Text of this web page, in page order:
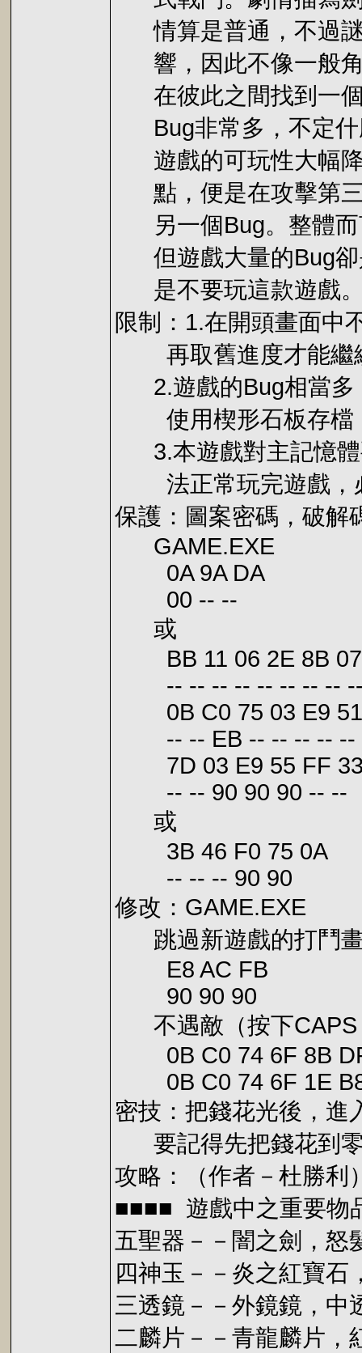
情算是普通，不過謎
響，因此不像一般角
在彼此之間找到一個
Bug非常多，不定什
遊戲的可玩性大幅降
點，便是在攻擊第三
另一個Bug。整體而
但遊戲大量的Bug卻
是不要玩這款遊戲
限制：1.在開頭畫面中
再取舊進度才能繼
2.遊戲的Bug相當多
使用楔形石板存檔
3.本遊戲對主記憶體
法正常玩完遊戲，
保護：圖案密碼，破解
GAME.EXE
0A 9A DA
00 -- --
或
BB 11 06 2E 8B 07
-- -- -- -- -- -- -- -- --
0B C0 75 03 E9 51
-- -- EB -- -- -- -- --
7D 03 E9 55 FF
-- -- 90 90 90 -- --
或
3B 46 F0 75 0A
-- -- -- 90 90
修改：GAME.EXE
跳過新遊戲的打鬥
E8 AC FB
90 90 90
不遇敵（按下CAPS
0B C0 74 6F 8B DF
0B C0 74 6F 1E B8
密技：把錢花光後，進
要記得先把錢花到
攻略：（作者－杜勝利
■■■■ 遊戲中之重要
五聖器－－闇之劍，怒
四神玉－－炎之紅寶石
三透鏡－－外鏡鏡，中
二麟片－－青龍麟片，